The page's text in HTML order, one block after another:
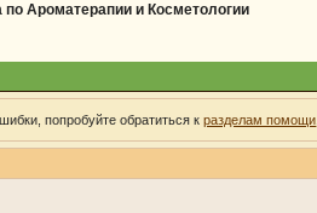
Ароматерапии и Косметологии
попробуйте обратиться кразделам помощи